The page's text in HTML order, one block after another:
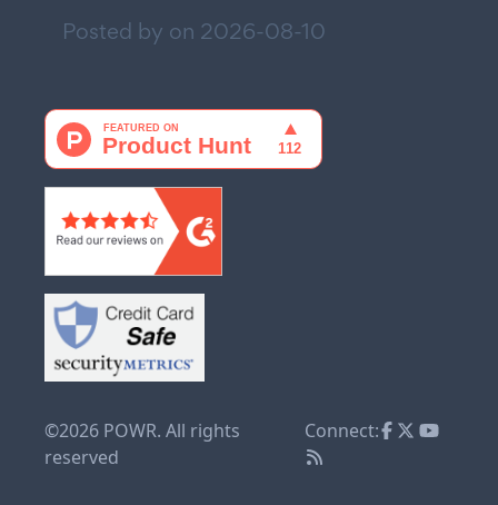
Posted by on 2026-08-10
©2026 POWR. All rights
reserved
Connect: